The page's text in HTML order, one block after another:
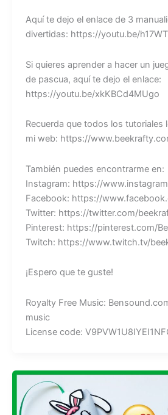
Aquí te dejo el enlace de 3
divertidas: https://youtu.be/
Si quieres aprender a hacer un
de pascua, aquí te dejo el enlace:
https://youtu.be/xkKBCd4MUgo
Recuerda que todos los tutoriales
mi web: https://
También puedes encontrarme en:
Instagram: https://
Facebook: https://
Twitter: https://twitter.com/
Pinterest: https://pinterest.com/
Twitch: https://www.twitch.tv/
¡Espero que te guste!
Royalty Free Music:
music
License code: